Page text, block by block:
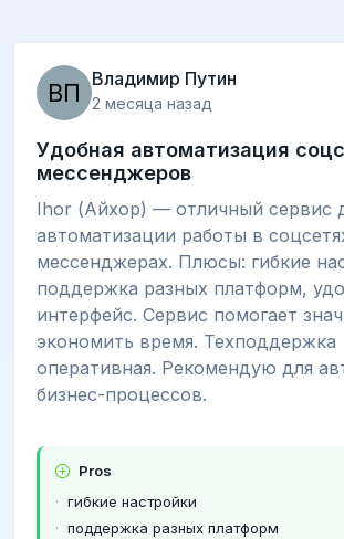
Владимир Путин
2 месяца назад
Удобная автоматизация
мессенджеров
Ihor (Айхор) — отличный сервис
автоматизации работы в
мессенджерах. Плюсы: гибкие
поддержка разных платформ,
интерфейс. Сервис помогает
экономить время. Техподдержка
оперативная. Рекомендую для
бизнес-процессов.
Pros
гибкие настройки
поддержка разных платформ